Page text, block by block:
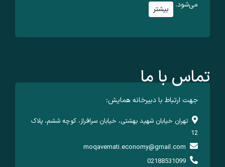
می‌شود.
بیشتر
تماس با ما
جهت ارتباط با دبیرخانه همایش:
تهران خیابان شهید بهشتی، خیابان سرافراز، کوچه ششم، پلاک
12
moqavemati.economy@gmail.com
02188531099